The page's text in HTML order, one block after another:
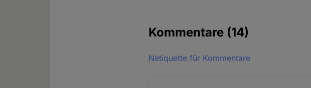
Kommentare (14)
Netiquette für Kommentare